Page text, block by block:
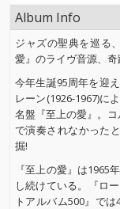
Album Info
ジャズの聖典を巡る
愛』のライヴ音源、奇
今年生誕95周年を迎
レーン(1926-1967)に
名盤『至上の愛』。
で演奏されなかった
掘!
『至上の愛』は1965
し続けている。『ロ
トアルバム500』で